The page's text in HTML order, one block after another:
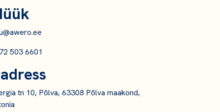
503 6601
tn 10, Põlva, 63308 Põlva maakond,